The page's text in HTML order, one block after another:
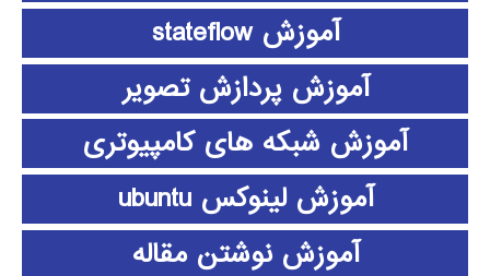
آموزش stateflow
آموزش پردازش تصویر
آموزش شبکه های کامپیوتری
آموزش لینوکس ubuntu
آموزش نوشتن مقاله